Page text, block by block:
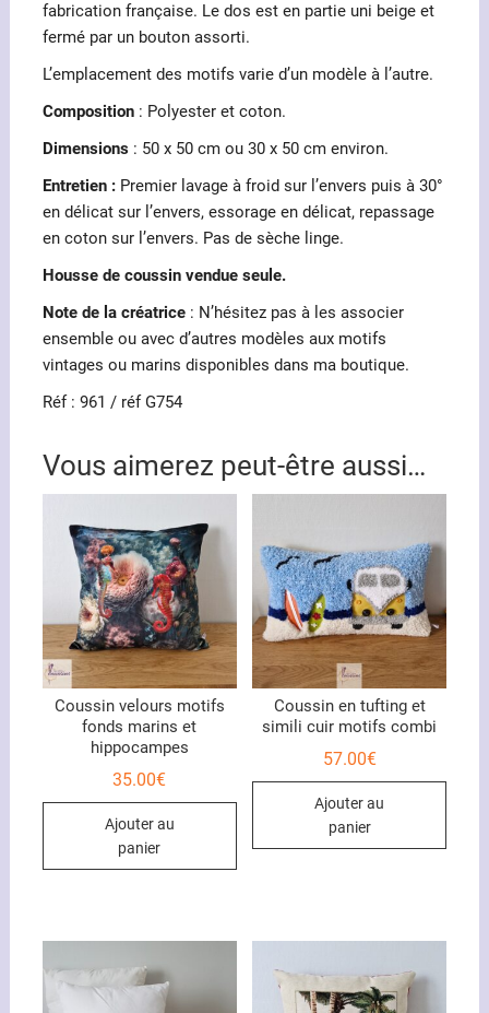
fabrication française. Le dos est en partie uni beige et
fermé par un bouton assorti.
L’emplacement des motifs varie d’un modèle à l’autre.
Composition: Polyester et coton.
Dimensions: 50 x 50 cm ou 30 x 50 cm environ.
Entretien :Premier lavage à froid sur l’envers puis à 30°
en délicat sur l’envers, essorage en délicat, repassage
en coton sur l’envers. Pas de sèche linge.
Housse de coussin vendue seule.
Note de la créatrice: N’hésitez pas à les associer
ensemble ou avec d’autres modèles aux motifs
vintages ou marins disponibles dans ma boutique.
Réf : 961 / réf G754
Vous aimerez peut-être aussi…
Coussin velours motifs
fonds marins et
hippocampes
35.00€
Ajouter au
panier
Coussin en tufting et
simili cuir motifs combi
57.00€
Ajouter au
panier